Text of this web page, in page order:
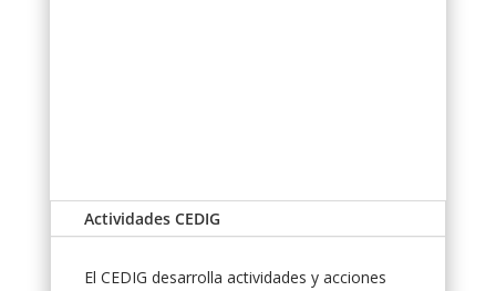
Actividades CEDIG
El CEDIG desarrolla actividades y acciones